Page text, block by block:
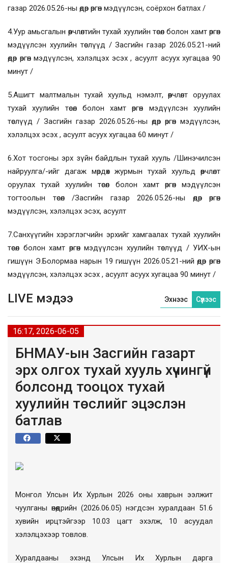
газар 2026.05.26-ны өдөр өргөн мэдүүлсэн, соёрхон батлах /
4.Уур амьсгалын өөрчлөлтийн тухай хуулийн төсөл болон хамт өргөн
мэдүүлсэн хуулийн төслүүд / Засгийн газар 2026.05.21-ний
өдөр өргөн мэдүүлсэн, хэлэлцэх эсэх , асуулт асуух хугацаа 90
минут /
5.Ашигт малтмалын тухай хуульд нэмэлт, өөрчлөлт оруулах
тухай хуулийн төсөл болон хамт өргөн мэдүүлсэн хуулийн
төслүүд / Засгийн газар 2026.05.26-ны өдөр өргөн мэдүүлсэн,
хэлэлцэх эсэх , асуулт асуух хугацаа 60 минут /
6.Хот тосгоны эрх зүйн байдлын тухай хууль /Шинэчилсэн
найруулга/-ийг дагаж мөрдөх журмын тухай хуульд өөрчлөлт
оруулах тухай хуулийн төсөл болон хамт өргөн мэдүүлсэн
тогтоолын төсөл /Засгийн газар 2026.05.26-ны өдөр өргөн
мэдүүлсэн, хэлэлцэх эсэх, асуулт
7.Санхүүгийн хэрэглэгчийн эрхийг хамгаалах тухай хуулийн
төсөл болон хамт өргөн мэдүүлсэн хуулийн төслүүд / УИХ-ын
гишүүн Э.Болормаа нарын 19 гишүүн 2026.05.21-ний өдөр өргөн
мэдүүлсэн, хэлэлцэх эсэх , асуулт асуух хугацаа 90 минут /
LIVE мэдээ Эхнээс Сүүлээс
16:17, 2026-06-05
БНМАУ-ын Засгийн газарт
эрх олгох тухай хууль хүчингүй
болсонд тооцох тухай
хуулийн төслийг эцэслэн
батлав
Монгол Улсын Их Хурлын 2026 оны хаврын ээлжит
чуулганы өнөөдрийн (2026.06.05) нэгдсэн хуралдаан 51.6
хувийн ирцтэйгээр 10.03 цагт эхэлж, 10 асуудал
хэлэлцэхээр товлов.
Хуралдааны эхэнд Улсын Их Хурлын дарга